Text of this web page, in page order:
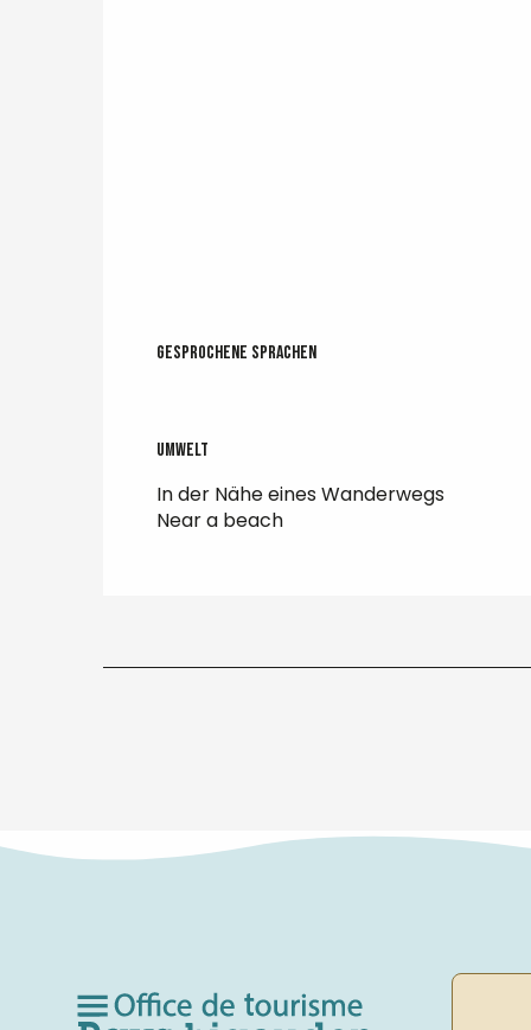
Gesprochene Sprachen
Gesprochene Sprachen
Umwelt
Umwelt
In der Nähe eines Wanderwegs
Near a beach